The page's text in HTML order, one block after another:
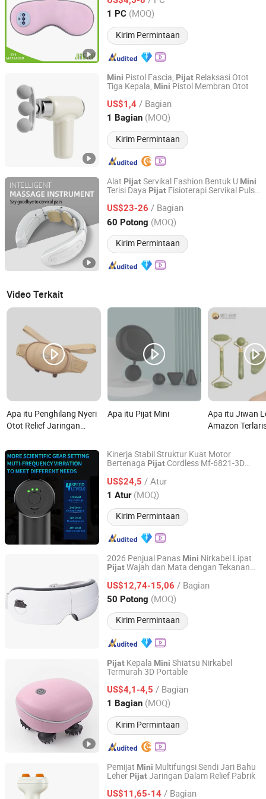
1 PC (MOQ)
Kirim Permintaan
Fujian, China Harga mulai 2023
Mini Pistol Fascia, Pijat Relaksasi Otot
Tiga Kepala, Mini Pistol Membran Otot
US$1,4 / Bagian
1 Bagian (MOQ)
Kirim Permintaan
Wenzhou Shifengxu Technology Co., Ltd.
Zhejiang, China Harga mulai 2026
Alat PijatServikal Fashion Bentuk U Mini
Terisi Daya Pijat Fisioterapi Servikal Pulse
US$23-26 / Bagian
60 Potong (MOQ)
Kirim Permintaan
Wenzhou Hexi Electronic Technology Co., Ltd.
Zhejiang, China Harga mulai 2020
Video Terkait
Apa itu Penghilang Nyeri
Otot Relief Jaringan
Portabel Mewah Pijat
Menjepit Shiatsu Kulit PU
Terapi Panas Pijat Leher
dan Bahu di Rumah dan
Kantor
Apa itu Pijat Mini
Apa itu Jiwan
Amazon
Handheld Batu
Sha Set Alat
Kinerja Stabil Struktur Kuat Motor
Bertenaga Pijat Cordless Mf-6821-3D
US$24,5 / Atur
1 Atur (MOQ)
Kirim Permintaan
Tianjin Myriad Families Technology Co., Ltd.
Tianjin, China Harga mulai 2026
2026 Penjual Panas Mini Nirkabel Lipat
PijatWajah dan Mata dengan Tekanan
Penghilang Ketegangan Mata
US$12,74-15,06 / Bagian
50 Potong (MOQ)
Kirim Permintaan
Chenfeng Future (Fu'an) Technology Co., Ltd.
Fujian, China Harga mulai 2025
Pijat Kepala Mini Shiatsu Nirkabel
Termurah 3D Portable
US$4,1-4,5 / Bagian
1 Bagian (MOQ)
Kirim Permintaan
Wenzhou Shifengxu Technology Co., Ltd.
Zhejiang, China Harga mulai 2026
Pemijat Mini Multifungsi Sendi Jari Bahu
Leher PijatJaringan Dalam Relief Pabrik
US$11,65-14 / Bagian
Wenzhou Hexi Electronic Technology Co., Ltd.